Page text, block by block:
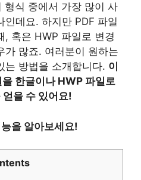
형식 중에서 가장 많이 사
인데요. 하지만 PDF 파일
, 혹은 HWP 파일로 변경
가 많죠. 여러분이 원하는
는 방법을 소개합니다. 이
한글이나 HWP 파일로
을 수 있어요!
을 알아보세요!